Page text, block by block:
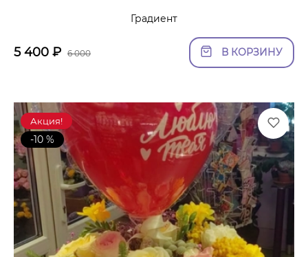
Градиент
5 400 ₽ 6 000 В КОРЗИНУ
Акция!
-10 %